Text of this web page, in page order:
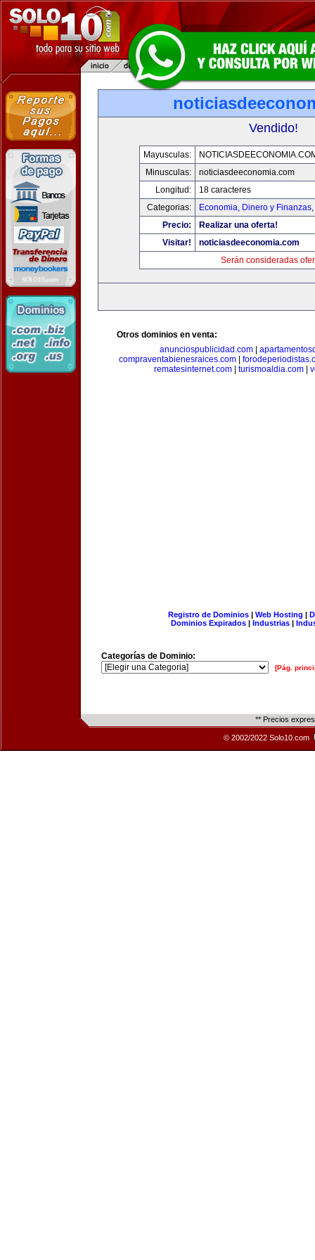
Vendido!
Mayusculas:
Minusculas:
noticiasdeeconomia.com
Longitud:
18 caracteres
Categorias:
Economia, Dinero y Finanzas,
Precio:
Realizar una oferta!
Visitar!
noticiasdeeconomia.com
Serán consideradas
Otros dominios en venta:
anunciospublicidad.com|
compraventabienesraices.com
rematesinternet.com| turismoaldia.com|
Registro de Dominios| Web Hosting |
Dominios Expirados | Industrias |
Categorías de Dominio:
[Pág.
** Precios
© 2002/2022 Solo10.com